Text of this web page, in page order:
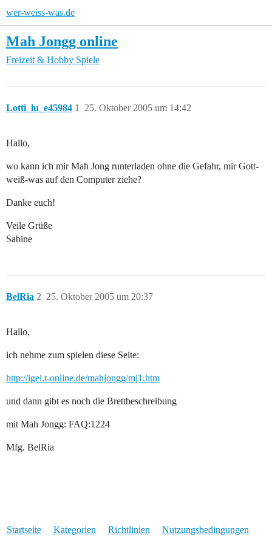
wer-weiss-was.de
Mah Jongg online
Freizeit & Hobby Spiele
Lotti_lu_e45984 25. Oktober 2005 um 14:42
1
Hallo,
wo kann ich mir Mah Jong runterladen ohne die Gefahr, mir Gott-
weiß-was auf den Computer ziehe?
Danke euch!
Veile Grüße
Sabine
BelRia 25. Oktober 2005 um 20:37
2
Hallo,
ich nehme zum spielen diese Seite:
http://igel.t-online.de/mahjongg/mj1.htm
und dann gibt es noch die Brettbeschreibung
mit Mah Jongg: FAQ:1224
Mfg. BelRia
Startseite Kategorien Richtlinien Nutzungsbedingungen